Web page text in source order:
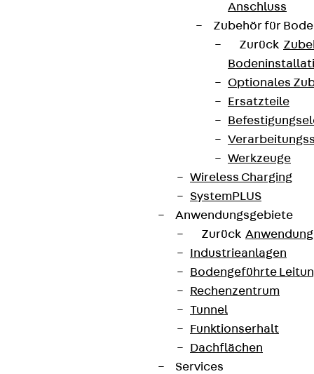
Anschluss
Zubehör für
Zurück
Optionales
Ersatzteile
Werkzeuge
Wireless Charging
SystemPLUS
Anwendungsgebiete
Zurück
Industrieanlagen
Bodengeführte
Rechenzentrum
Tunnel
Funktionserhalt
Dachflächen
Services